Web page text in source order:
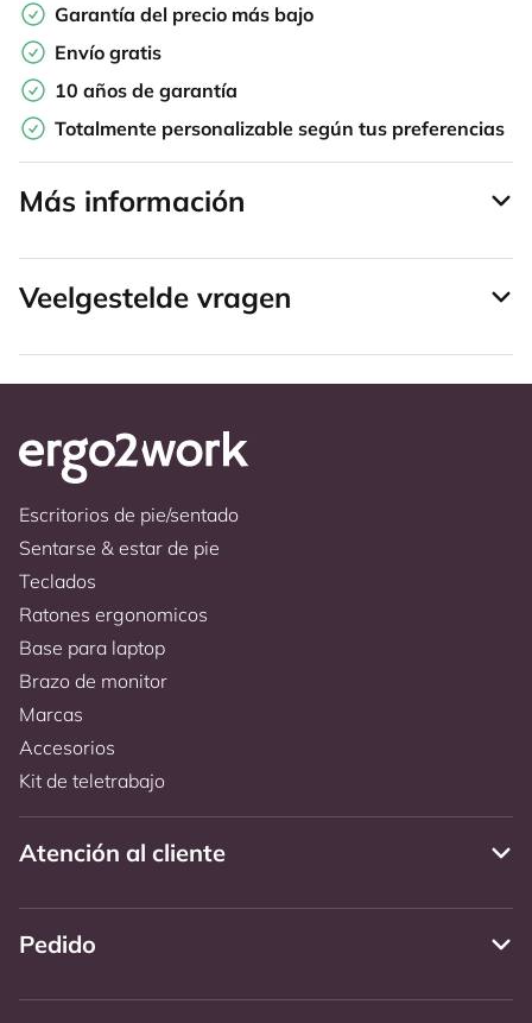
Garantía del precio más bajo
Envío gratis
10 años de garantía
Totalmente personalizable según tus preferencias
Más información
Veelgestelde vragen
Escritorios de pie/sentado
Sentarse & estar de pie
Teclados
Ratones ergonomicos
Base para laptop
Brazo de monitor
Marcas
Accesorios
Kit de teletrabajo
Atención al cliente
Pedido